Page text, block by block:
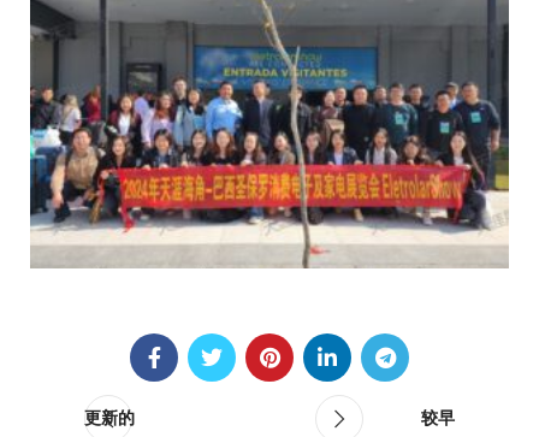
更新的 较早